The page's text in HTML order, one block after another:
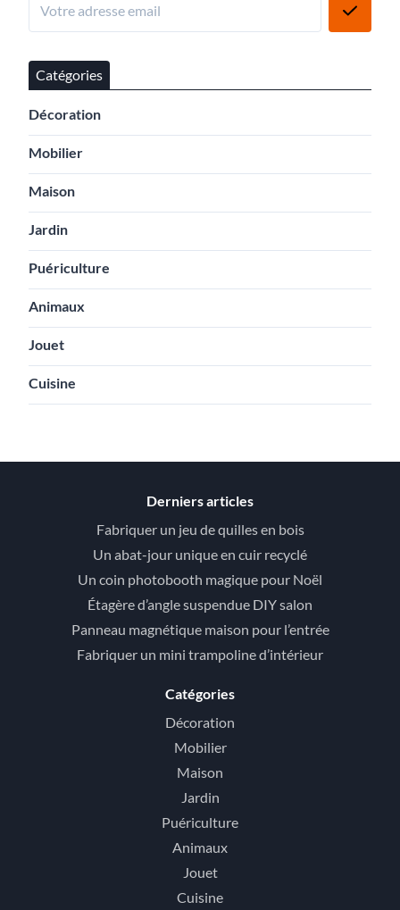
Catégories
Décoration
Mobilier
Maison
Jardin
Puériculture
Animaux
Jouet
Cuisine
Derniers articles
Fabriquer un jeu de quilles en bois
Un abat-jour unique en cuir recyclé
Un coin photobooth magique pour Noël
Étagère d’angle suspendue DIY salon
Panneau magnétique maison pour l’entrée
Fabriquer un mini trampoline d’intérieur
Catégories
Décoration
Mobilier
Maison
Jardin
Puériculture
Animaux
Jouet
Cuisine